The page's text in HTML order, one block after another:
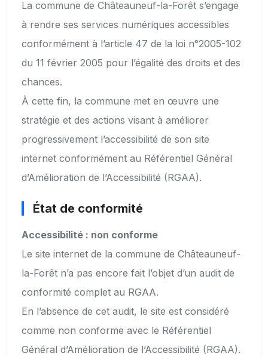
La commune de Châteauneuf-la-Forêt s’engage
à rendre ses services numériques accessibles
conformément à l’article 47 de la loi n°2005-102
du 11 février 2005 pour l’égalité des droits et des
chances.
À cette fin, la commune met en œuvre une
stratégie et des actions visant à améliorer
progressivement l’accessibilité de son site
internet conformément au Référentiel Général
d’Amélioration de l’Accessibilité (RGAA).
État de conformité
Accessibilité : non conforme
Le site internet de la commune de Châteauneuf-
la-Forêt n’a pas encore fait l’objet d’un audit de
conformité complet au RGAA.
En l’absence de cet audit, le site est considéré
comme non conforme avec le Référentiel
Général d’Amélioration de l’Accessibilité (RGAA).